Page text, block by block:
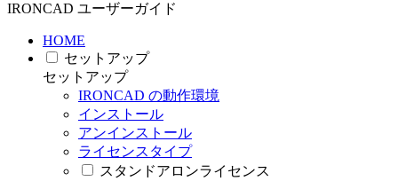
IRONCAD ユーザーガイド
HOME
セットアップ
セットアップ
IRONCAD の動作環境
インストール
アンインストール
ライセンスタイプ
スタンドアロンライセンス